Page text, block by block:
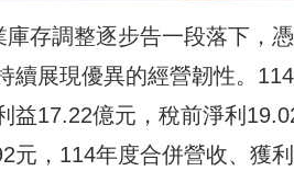
存調整逐步告一段落下，
續展現優異的經營韌性。
益17.22億元，稅前淨利
元，114年度合併營收、獲